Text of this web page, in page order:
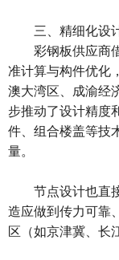
三、精细化设
彩钢板供应商
准计算与构件优化
澳大湾区、成渝经
步推动了设计精度
件、组合楼盖等技
量。
节点设计也直
造应做到传力可靠
区（如京津冀、长